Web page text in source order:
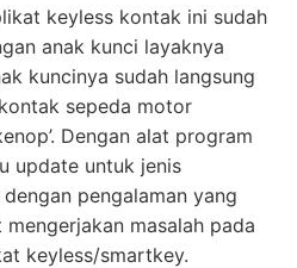
keyless kontak ini sudah
anak kunci layaknya
kuncinya sudah langsung
sepeda motor
Dengan alat program
update untuk jenis
pengalaman yang
masalah pada
keyless/smartkey.